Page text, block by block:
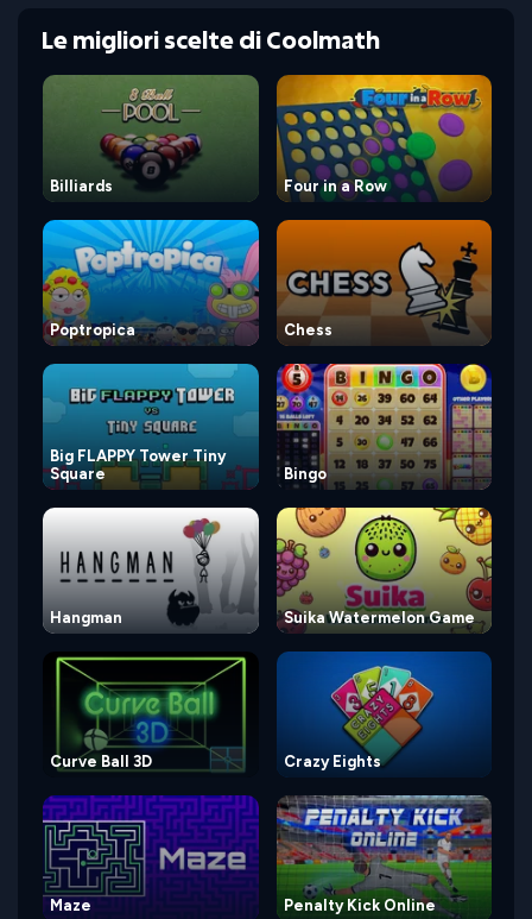
Le migliori scelte di Coolmath
Billiards Four in a Row
Poptropica Chess
Big FLAPPY Tower Tiny
Square
Bingo
Hangman Suika Watermelon Game
Curve Ball 3D Crazy Eights
Maze Penalty Kick Online